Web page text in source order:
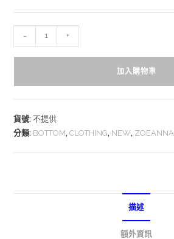
- +
加入購物車
貨號:不提供
分類: BOTTOM,CLOTHING, NEW, ZOEANNA
描述
額外資訊